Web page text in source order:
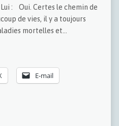
: Oui. Certes le chemin de
de vies, il y a toujours
mortelles et…
E-mail